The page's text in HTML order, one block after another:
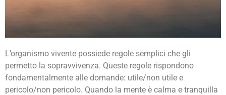
La mente naturale e la mente meccanica
L’organismo vivente possiede regole semplici che gli
permetto la sopravvivenza. Queste regole rispondono
fondamentalmente alle domande: utile/non utile e
pericolo/non pericolo. Quando la mente è calma e tranquilla